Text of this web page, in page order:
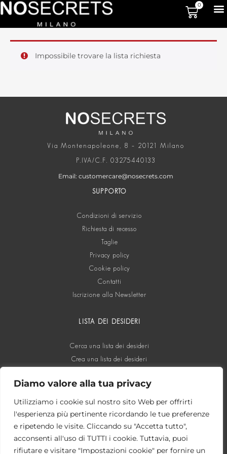
Diamo valore alla tua privacy
Utilizziamo i cookie sul nostro sito Web per offrirti
l'esperienza più pertinente ricordando le tue preferenze
e ripetendo le visite. Cliccando su "Accetta tutto",
acconsenti all'uso di TUTTI i cookie. Tuttavia, puoi
rifiutare e visitare "Impostazioni cookie" per fornire un
0
Impossibile trovare la lista richiesta
Via Montenapoleone, 8 – 20121 Milano
P.IVA/C.F. 03275440133
Email: customercare@nosecrets.com
SUPPORTO
Condizioni di servizio
Richiesta di recesso
Taglie
Privacy policy
Cookie policy
Contatti
Iscrizione alla Newsletter
LISTA DEI DESIDERI
Cerca una lista dei desideri
Crea una lista dei desideri
SOCIAL